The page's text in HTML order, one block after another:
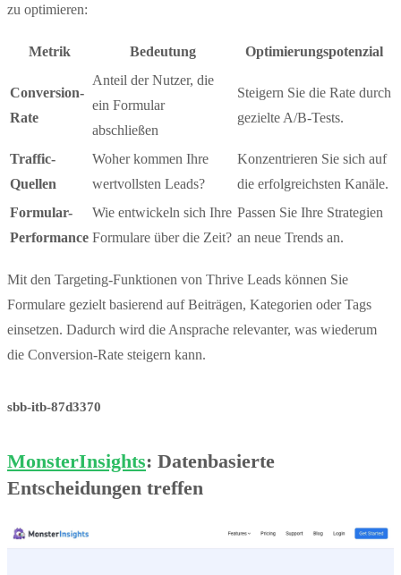
zu optimieren:
Metrik Bedeutung Optimierungspotenzial
Conversion-
Rate
Anteil der Nutzer, die
ein Formular
abschließen
Steigern Sie die Rate durch
gezielte A/B-Tests.
Traffic-
Quellen
Woher kommen Ihre
wertvollsten Leads?
Konzentrieren Sie sich auf
die erfolgreichsten Kanäle.
Formular-
Performance
Wie entwickeln sich Ihre
Formulare über die Zeit?
Passen Sie Ihre Strategien
an neue Trends an.
Mit den Targeting-Funktionen von Thrive Leads können Sie
Formulare gezielt basierend auf Beiträgen, Kategorien oder Tags
einsetzen. Dadurch wird die Ansprache relevanter, was wiederum
die Conversion-Rate steigern kann.
sbb-itb-87d3370
MonsterInsights: Datenbasierte
Entscheidungen treffen